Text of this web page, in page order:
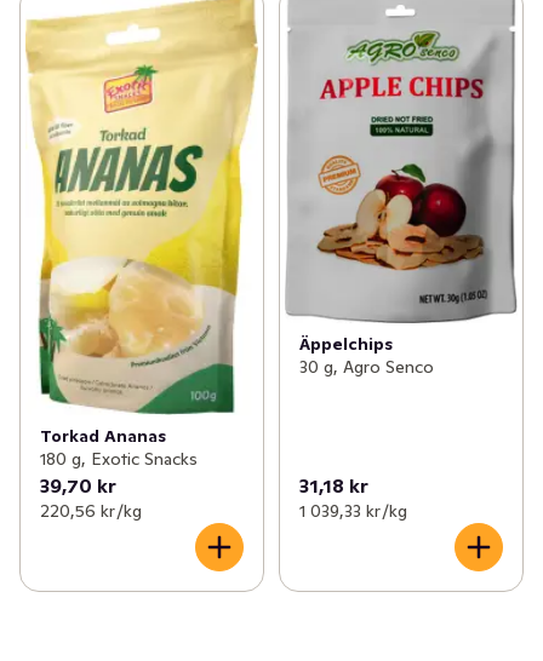
Torkad Ananas
180 g, Exotic Snacks
39,70 kr
220,56 kr /kg
Äppelchips
30 g, Agro Senco
31,18 kr
1 039,33 kr /kg